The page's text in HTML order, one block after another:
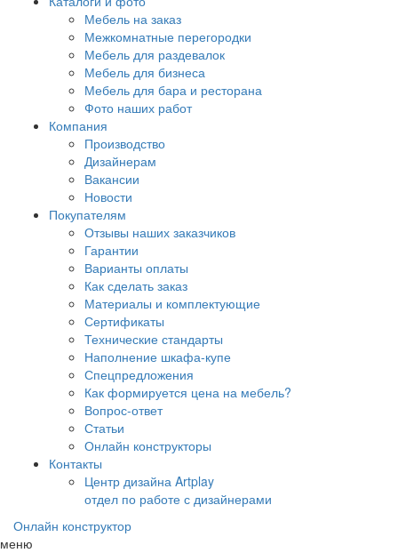
Мебель на заказ
Межкомнатные перегородки
Мебель для раздевалок
Мебель для бизнеса
Мебель для бара и ресторана
Фото наших работ
Компания
Производство
Дизайнерам
Вакансии
Новости
Покупателям
Отзывы наших заказчиков
Гарантии
Варианты оплаты
Как сделать заказ
Материалы и комплектующие
Сертификаты
Технические стандарты
Наполнение шкафа-купе
Спецпредложения
Как формируется цена на мебель?
Вопрос-ответ
Статьи
Онлайн конструкторы
Контакты
Центр дизайна Artplay
отдел по работе с дизайнерами
Онлайн конструктор
меню